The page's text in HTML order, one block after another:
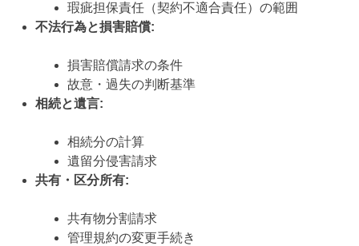
瑕疵担保責任（契約不適合責任）の範囲
不法行為と損害賠償:
損害賠償請求の条件
故意・過失の判断基準
相続と遺言:
相続分の計算
遺留分侵害請求
共有・区分所有:
共有物分割請求
管理規約の変更手続き